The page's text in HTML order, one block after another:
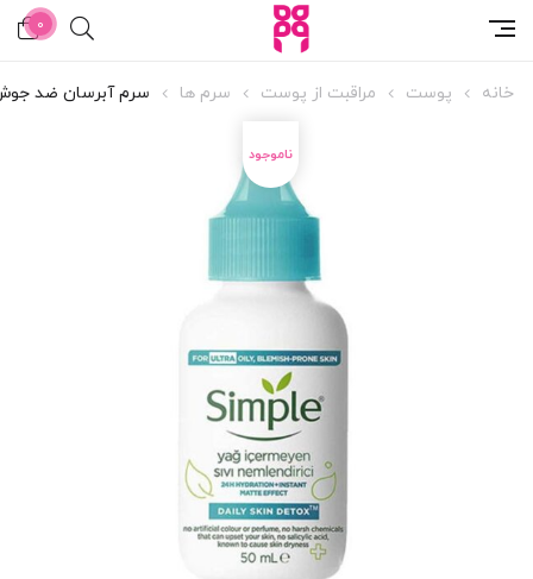
0
خانه پوست مراقبت از پوست سرم ها سرم آبرسان ضد